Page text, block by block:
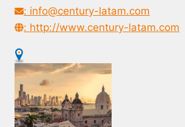
: info@century-latam.com
: http://www.century-latam.com